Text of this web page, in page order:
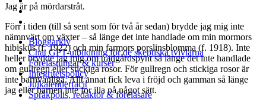
rss
e-
post
Bloggarkiv
Chat GPT-utbildning för de skeptiska tvivlarna
Föreläsningar & kurser
Integritetspolicy
Julkalenderfacit
Språkpolis, redaktör & föreläsare
Jag är på mördarstråt.
Förr i tiden (till så sent som för två år sedan) brydde jag mig inte
nämnvärt om växter – så länge det inte handlade om min mormors
hibiskus (f. 1922) och min farmors porslinsblomma (f. 1918). Inte
heller brydde jag mig om trädgårdspynt så länge det inte handlade
om gullregn eller stickiga rosor. För gullregn och stickiga rosor är
inte barnvänliga. Allt annat fick leva i fröjd och gamman så länge
jag eller barnen inte for illa på något sätt.